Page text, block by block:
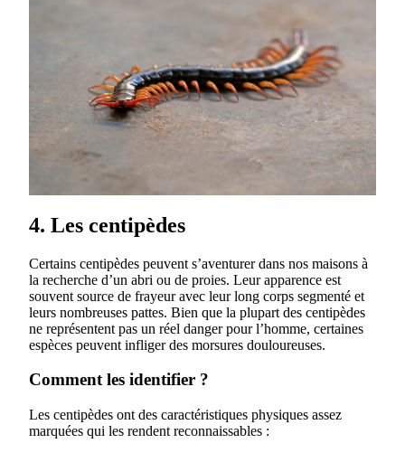
4. Les centipèdes
Certains centipèdes peuvent s’aventurer dans nos maisons à
la recherche d’un abri ou de proies. Leur apparence est
souvent source de frayeur avec leur long corps segmenté et
leurs nombreuses pattes. Bien que la plupart des centipèdes
ne représentent pas un réel danger pour l’homme, certaines
espèces peuvent infliger des morsures douloureuses.
Comment les identifier ?
Les centipèdes ont des caractéristiques physiques assez
marquées qui les rendent reconnaissables :